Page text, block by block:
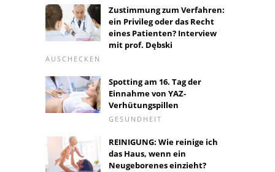
Zustimmung zum Verfahren:
ein Privileg oder das Recht
eines Patienten? Interview
mit prof. Dębski
AUSCHECKEN
Spotting am 16. Tag der
Einnahme von YAZ-
Verhütungspillen
GESUNDHEIT
REINIGUNG: Wie reinige ich
das Haus, wenn ein
Neugeborenes einzieht?